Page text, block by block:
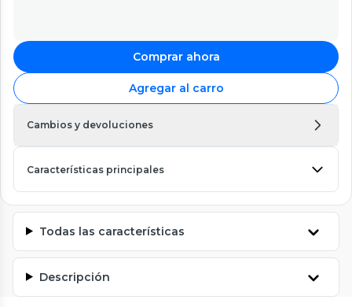
Comprar ahora
Agregar al carro
Cambios y devoluciones
Características principales
Todas las características
Descripción